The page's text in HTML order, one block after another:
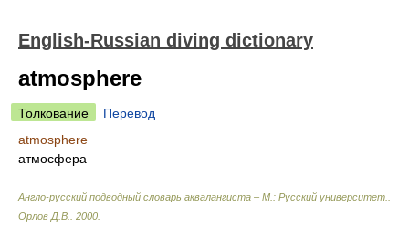
English-Russian diving dictionary
atmosphere
Толкование
Перевод
atmosphere
атмосфера
Англо-русский подводный словарь аквалангиста – М.: Русский университет.
Орлов Д.В.
2000